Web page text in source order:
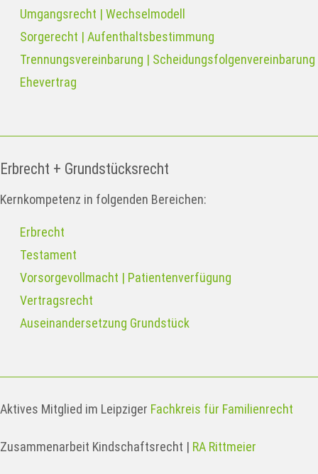
Umgangsrecht | Wechselmodell
Sorgerecht | Aufenthaltsbestimmung
Trennungsvereinbarung | Scheidungsfolgenvereinbarung
Ehevertrag
Erbrecht + Grundstücksrecht
Kernkompetenz in folgenden Bereichen:
Erbrecht
Testament
Vorsorgevollmacht | Patientenverfügung
Vertragsrecht
Auseinandersetzung Grundstück
Aktives Mitglied im Leipziger Fachkreis für Familienrecht
Zusammenarbeit Kindschaftsrecht | RA Rittmeier